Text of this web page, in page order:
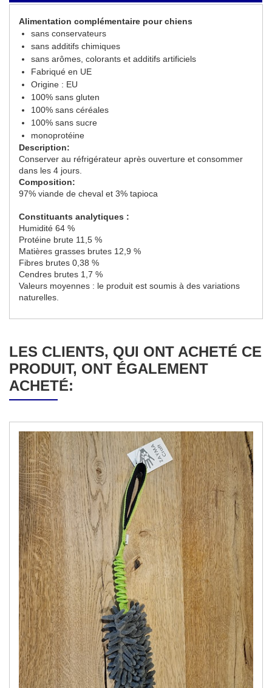
Alimentation complémentaire pour chiens
sans conservateurs
sans additifs chimiques
sans arômes, colorants et additifs artificiels
Fabriqué en UE
Origine : EU
100% sans gluten
100% sans céréales
100% sans sucre
monoprotéine
Description:
Conserver au réfrigérateur après ouverture et consommer
dans les 4 jours.
Composition:
97% viande de cheval et 3% tapioca
Constituants analytiques :
Humidité 64 %
Protéine brute 11,5 %
Matières grasses brutes 12,9 %
Fibres brutes 0,38 %
Cendres brutes 1,7 %
Valeurs moyennes : le produit est soumis à des variations
naturelles.
LES CLIENTS, QUI ONT ACHETÉ CE
PRODUIT, ONT ÉGALEMENT
ACHETÉ: